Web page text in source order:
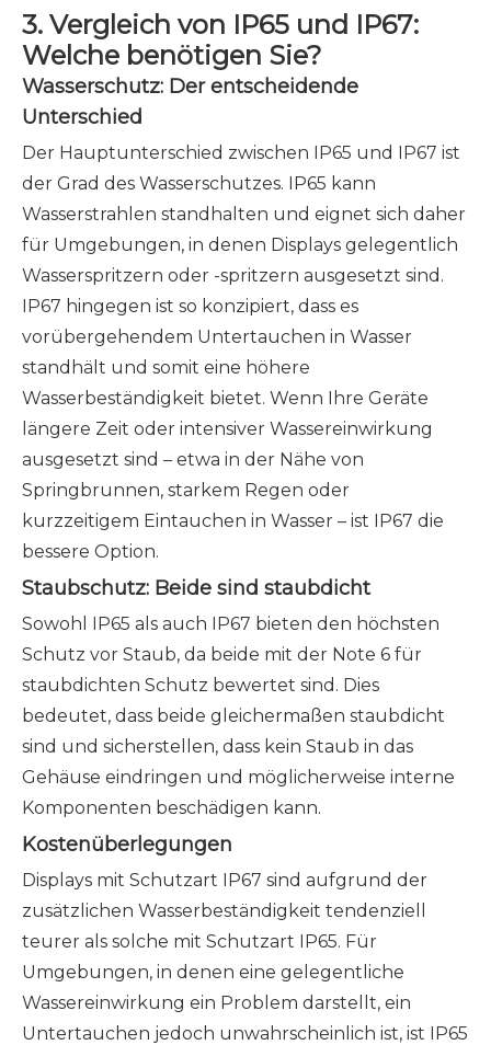
3. Vergleich von IP65 und IP67:
Welche benötigen Sie?
Wasserschutz: Der entscheidende
Unterschied
Der Hauptunterschied zwischen IP65 und IP67 ist
der Grad des Wasserschutzes. IP65 kann
Wasserstrahlen standhalten und eignet sich daher
für Umgebungen, in denen Displays gelegentlich
Wasserspritzern oder -spritzern ausgesetzt sind.
IP67 hingegen ist so konzipiert, dass es
vorübergehendem Untertauchen in Wasser
standhält und somit eine höhere
Wasserbeständigkeit bietet. Wenn Ihre Geräte
längere Zeit oder intensiver Wassereinwirkung
ausgesetzt sind – etwa in der Nähe von
Springbrunnen, starkem Regen oder
kurzzeitigem Eintauchen in Wasser – ist IP67 die
bessere Option.
Staubschutz: Beide sind staubdicht
Sowohl IP65 als auch IP67 bieten den höchsten
Schutz vor Staub, da beide mit der Note 6 für
staubdichten Schutz bewertet sind. Dies
bedeutet, dass beide gleichermaßen staubdicht
sind und sicherstellen, dass kein Staub in das
Gehäuse eindringen und möglicherweise interne
Komponenten beschädigen kann.
Kostenüberlegungen
Displays mit Schutzart IP67 sind aufgrund der
zusätzlichen Wasserbeständigkeit tendenziell
teurer als solche mit Schutzart IP65. Für
Umgebungen, in denen eine gelegentliche
Wassereinwirkung ein Problem darstellt, ein
Untertauchen jedoch unwahrscheinlich ist, ist IP65